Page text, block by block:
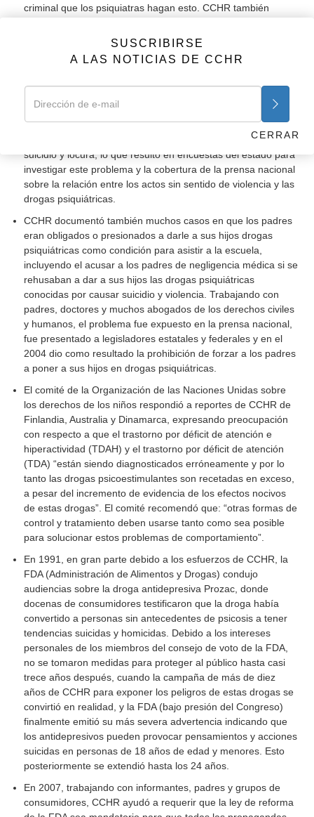
criminal que los psiquiatras hagan esto. CCHR también
sobre el TSP y la salud mental, dando como resultado
posteriormente a exponer el hecho de que en los asaltos en
muchas escuelas, los protagonistas estaban bajo la influencia
de las drogas psiquiátricas conocidas por causar violencia,
suicidio y locura, lo que resultó en encuestas del estado para
investigar este problema y la cobertura de la prensa nacional
sobre la relación entre los actos sin sentido de violencia y las
drogas psiquiátricas.
CCHR documentó también muchos casos en que los padres
eran obligados o presionados a darle a sus hijos drogas
psiquiátricas como condición para asistir a la escuela,
incluyendo el acusar a los padres de negligencia médica si se
rehusaban a dar a sus hijos las drogas psiquiátricas
conocidas por causar suicidio y violencia. Trabajando con
padres, doctores y muchos abogados de los derechos civiles
y humanos, el problema fue expuesto en la prensa nacional,
fue presentado a legisladores estatales y federales y en el
2004 dio como resultado la prohibición de forzar a los padres
a poner a sus hijos en drogas psiquiátricas.
El comité de la Organización de las Naciones Unidas sobre
los derechos de los niños respondió a reportes de CCHR de
Finlandia, Australia y Dinamarca, expresando preocupación
con respecto a que el trastorno por déficit de atención e
hiperactividad (TDAH) y el trastorno por déficit de atención
(TDA) “están siendo diagnosticados erróneamente y por lo
tanto las drogas psicoestimulantes son recetadas en exceso,
a pesar del incremento de evidencia de los efectos nocivos
de estas drogas”. El comité recomendó que: “otras formas de
control y tratamiento deben usarse tanto como sea posible
para solucionar estos problemas de comportamiento”.
En 1991, en gran parte debido a los esfuerzos de CCHR, la
FDA (Administración de Alimentos y Drogas) condujo
audiencias sobre la droga antidepresiva Prozac, donde
docenas de consumidores testificaron que la droga había
convertido a personas sin antecedentes de psicosis a tener
tendencias suicidas y homicidas. Debido a los intereses
personales de los miembros del consejo de voto de la FDA,
no se tomaron medidas para proteger al público hasta casi
trece años después, cuando la campaña de más de diez
años de CCHR para exponer los peligros de estas drogas se
convirtió en realidad, y la FDA (bajo presión del Congreso)
finalmente emitió su más severa advertencia indicando que
los antidepresivos pueden provocar pensamientos y acciones
suicidas en personas de 18 años de edad y menores. Esto
posteriormente se extendió hasta los 24 años.
En 2007, trabajando con informantes, padres y grupos de
consumidores, CCHR ayudó a requerir que la ley de reforma
SUSCRIBIRSE
A LAS NOTICIAS DE CCHR
CERRAR